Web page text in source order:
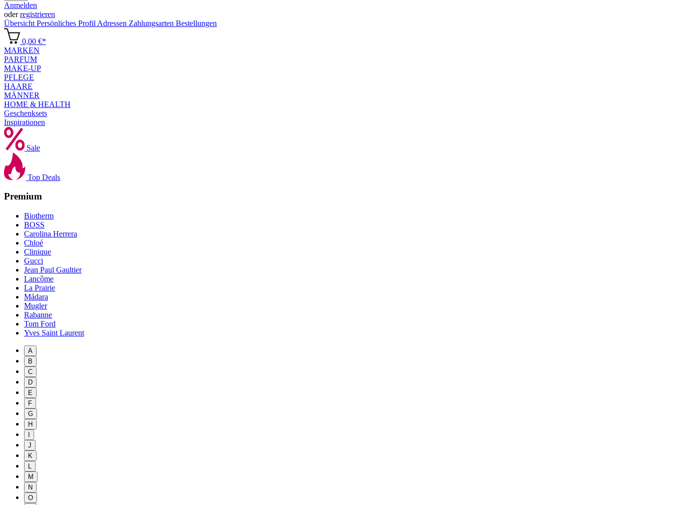
Anmelden
oderregistrieren
Übersicht Persönliches Profil Adressen Zahlungsarten Bestellungen
0,00 €*
MARKEN
PARFUM
MAKE-UP
PFLEGE
HAARE
MÄNNER
HOME & HEALTH
Geschenksets
Inspirationen
Sale
Top Deals
Premium
Biotherm
BOSS
Carolina Herrera
Chloé
Clinique
Gucci
Jean Paul Gaultier
Lancôme
La Prairie
Mádara
Mugler
Rabanne
Tom Ford
Yves Saint Laurent
A
B
C
D
E
F
G
H
J
K
L
M
N
O